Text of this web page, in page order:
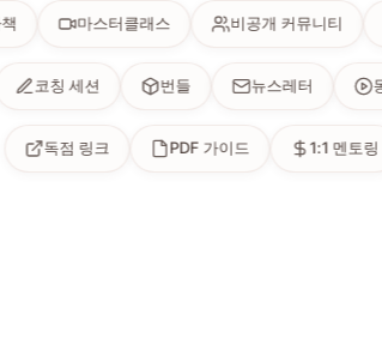
마스터클래스 비공개 커뮤니티
코칭 세션 번들 뉴스레터
독점 링크 PDF 가이드 1:1 멘토링